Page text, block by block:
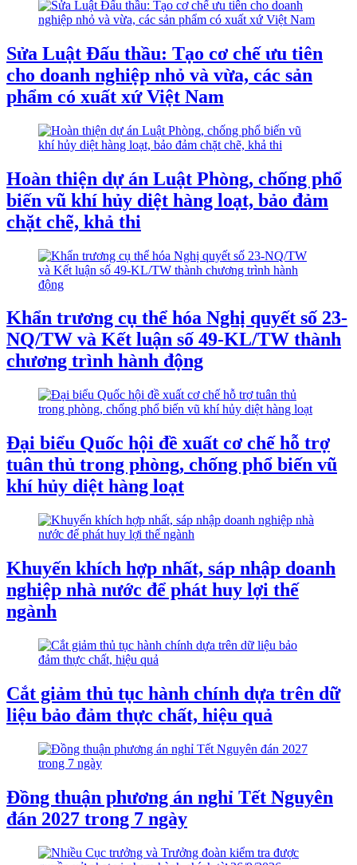
Sửa Luật Đấu thầu: Tạo cơ chế ưu tiên
cho doanh nghiệp nhỏ và vừa, các sản
phẩm có xuất xứ Việt Nam
Hoàn thiện dự án Luật Phòng, chống phổ
biến vũ khí hủy diệt hàng loạt, bảo đảm
chặt chẽ, khả thi
Khẩn trương cụ thể hóa Nghị quyết số 23-
NQ/TW và Kết luận số 49-KL/TW thành
chương trình hành động
Đại biểu Quốc hội đề xuất cơ chế hỗ trợ
tuân thủ trong phòng, chống phổ biến vũ
khí hủy diệt hàng loạt
Khuyến khích hợp nhất, sáp nhập doanh
nghiệp nhà nước để phát huy lợi thế
ngành
Cắt giảm thủ tục hành chính dựa trên dữ
liệu bảo đảm thực chất, hiệu quả
Đồng thuận phương án nghỉ Tết Nguyên
đán 2027 trong 7 ngày